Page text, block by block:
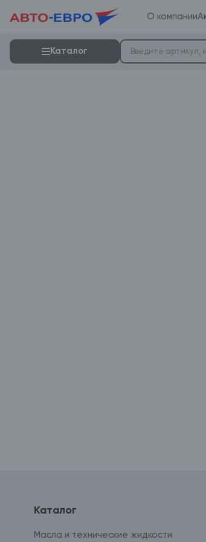
О компании
Каталог
Каталог
Масла и технические жидкости